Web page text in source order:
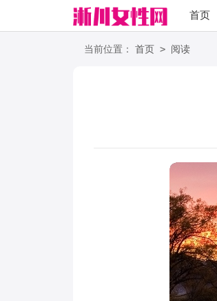
首页
职场
当前位置： 首页 > 阅读